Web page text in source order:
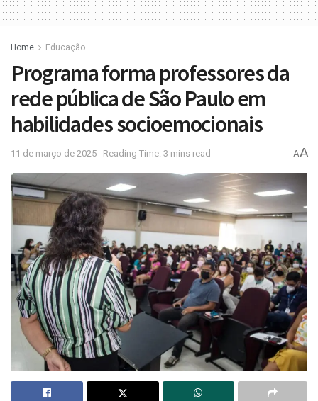
Home Educação
Programa forma professores da
rede pública de São Paulo em
habilidades socioemocionais
11 de março de 2025 Reading Time: 3 mins read AA